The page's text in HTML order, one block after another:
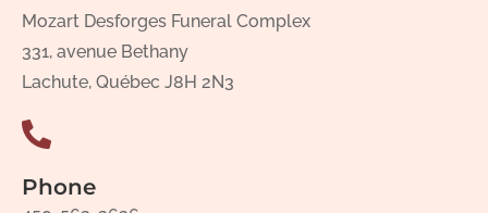
Mozart Desforges Funeral Complex
331, avenue Bethany
Lachute, Québec J8H 2N3
Phone